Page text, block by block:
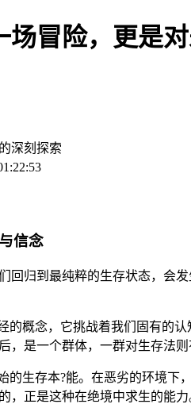
冒险，更是
深刻探索
信念
回归到最纯粹的生存状态，
的概念，它挑战着我们固有的
，是一个群体，一群对生存法
的生存本?能。在恶劣的环境
，正是这种在绝境中求生的